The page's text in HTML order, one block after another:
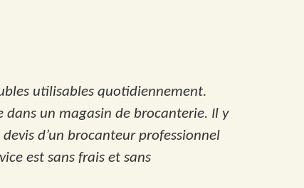
utilisables quotidiennement.
un magasin de brocanterie. Il y
d’un brocanteur professionnel
est sans frais et sans